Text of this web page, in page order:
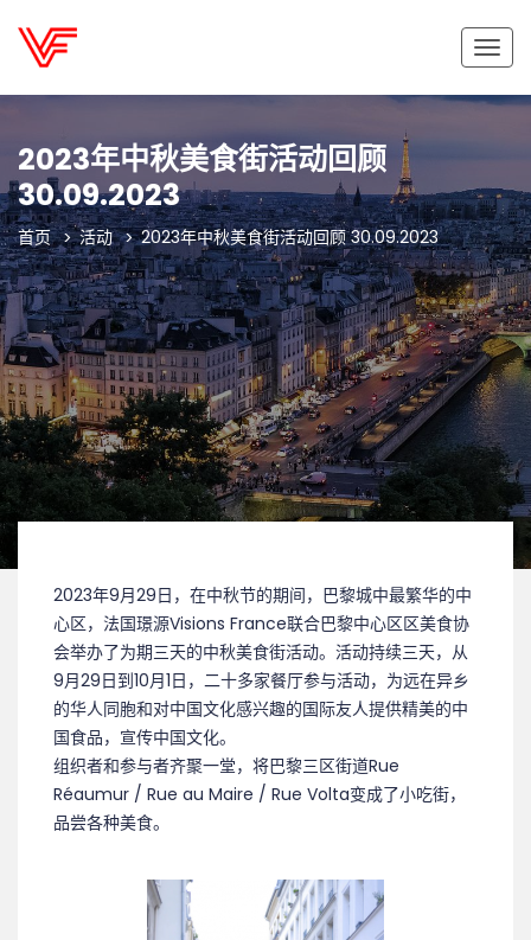
切
导
2023年中秋美食街活动回顾
30.09.2023
首页 活动 2023年中秋美食街活动回顾 30.09.2023
2023年9月29日，在中秋节的期间，巴黎城中最繁华的中
心区，法国璟源Visions France联合巴黎中心区区美食协
会举办了为期三天的中秋美食街活动。活动持续三天，从
9月29日到10月1日，二十多家餐厅参与活动，为远在异乡
的华人同胞和对中国文化感兴趣的国际友人提供精美的中
国食品，宣传中国文化。
组织者和参与者齐聚一堂，将巴黎三区街道Rue
Réaumur / Rue au Maire / Rue Volta变成了小吃街，
品尝各种美食。